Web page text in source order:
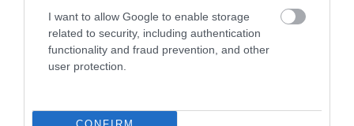
I want to allow Google to enable storage
related to security, including authentication
functionality and fraud prevention, and other
user protection.